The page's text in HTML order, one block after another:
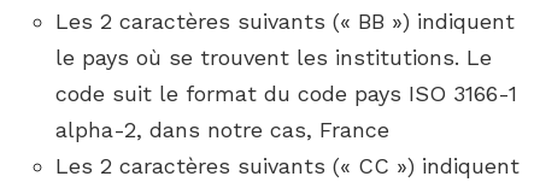
Les 2 caractères suivants (« BB ») indiquent
le pays où se trouvent les institutions. Le
code suit le format du code pays ISO 3166-1
alpha-2, dans notre cas, France
Les 2 caractères suivants (« CC ») indiquent